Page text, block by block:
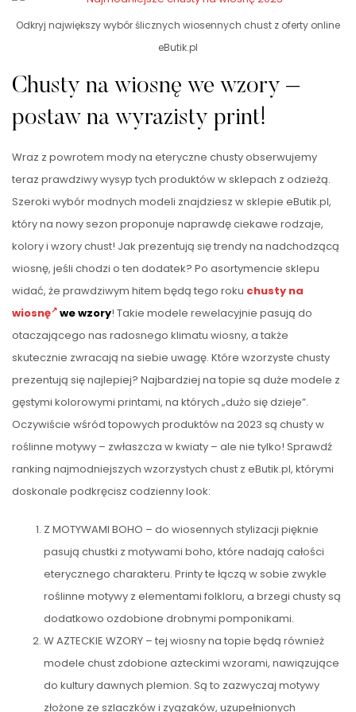
Odkryj największy wybór ślicznych wiosennych chust z oferty online
eButik.pl
Chusty na wiosnę we wzory –
postaw na wyrazisty print!
Wraz z powrotem mody na eteryczne chusty obserwujemy
teraz prawdziwy wysyp tych produktów w sklepach z odzieżą.
Szeroki wybór modnych modeli znajdziesz w sklepie eButik.pl,
który na nowy sezon proponuje naprawdę ciekawe rodzaje,
kolory i wzory chust! Jak prezentują się trendy na nadchodzącą
wiosnę, jeśli chodzi o ten dodatek? Po asortymencie sklepu
widać, że prawdziwym hitem będą tego roku chusty na
wiosnę we wzory! Takie modele rewelacyjnie pasują do
otaczającego nas radosnego klimatu wiosny, a także
skutecznie zwracają na siebie uwagę. Które wzorzyste chusty
prezentują się najlepiej? Najbardziej na topie są duże modele z
gęstymi kolorowymi printami, na których „dużo się dzieje”.
Oczywiście wśród topowych produktów na 2023 są chusty w
roślinne motywy – zwłaszcza w kwiaty – ale nie tylko! Sprawdź
ranking najmodniejszych wzorzystych chust z eButik.pl, którymi
doskonale podkręcisz codzienny look:
Z MOTYWAMI BOHO – do wiosennych stylizacji pięknie
pasują chustki z motywami boho, które nadają całości
eterycznego charakteru. Printy te łączą w sobie zwykle
roślinne motywy z elementami folkloru, a brzegi chusty są
dodatkowo ozdobione drobnymi pomponikami.
W AZTECKIE WZORY – tej wiosny na topie będą również
modele chust zdobione azteckimi wzorami, nawiązujące
do kultury dawnych plemion. Są to zazwyczaj motywy
złożone ze szlaczków i zygzaków, uzupełnionych